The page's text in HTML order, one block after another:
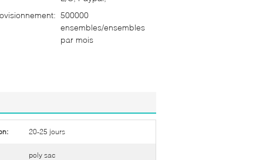
500000
ensembles/ensembles
par mois
20-25 jours
poly sac